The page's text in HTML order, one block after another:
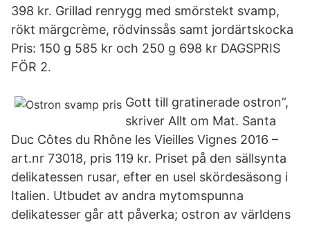
398 kr. Grillad renrygg med smörstekt svamp,
rökt märgcrème, rödvinssås samt jordärtskocka
Pris: 150 g 585 kr och 250 g 698 kr DAGSPRIS
FÖR 2.
Gott till gratinerade ostron”,
skriver Allt om Mat. Santa
Duc Côtes du Rhône les Vieilles Vignes 2016 –
art.nr 73018, pris 119 kr. Priset på den sällsynta
delikatessen rusar, efter en usel skördesäsong i
Italien. Utbudet av andra mytomspunna
delikatesser går att påverka; ostron av världens